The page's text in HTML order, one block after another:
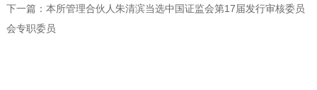
下一篇： 本所管理合伙人朱清滨当选中国证监会第17届发行审核委员
会专职委员